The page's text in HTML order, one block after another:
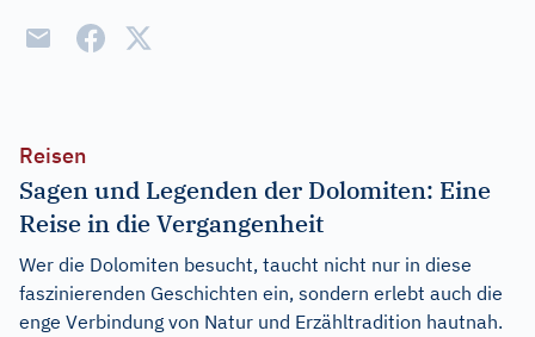
Reisen
Sagen und Legenden der Dolomiten: Eine
Reise in die Vergangenheit
Wer die Dolomiten besucht, taucht nicht nur in diese
faszinierenden Geschichten ein, sondern erlebt auch die
enge Verbindung von Natur und Erzähltradition hautnah.